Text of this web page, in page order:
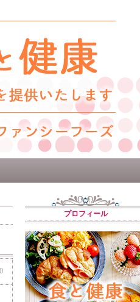
プロフィール